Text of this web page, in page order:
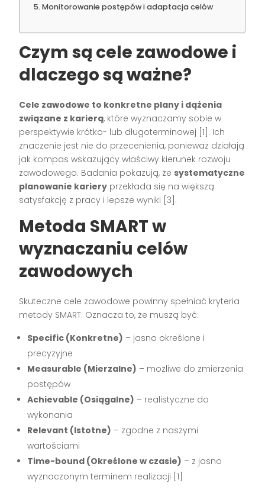
Monitorowanie postępów i adaptacja celów
Czym są cele zawodowe i
dlaczego są ważne?
Cele zawodowe to konkretne plany i dążenia
związane z karierą, które wyznaczamy sobie w
perspektywie krótko- lub długoterminowej [1]. Ich
znaczenie jest nie do przecenienia, ponieważ działają
jak kompas wskazujący właściwy kierunek rozwoju
zawodowego. Badania pokazują, że systematyczne
planowanie kariery przekłada się na większą
satysfakcję z pracy i lepsze wyniki [3].
Metoda SMART w
wyznaczaniu celów
zawodowych
Skuteczne cele zawodowe powinny spełniać kryteria
metody SMART. Oznacza to, że muszą być:
Specific (Konkretne) – jasno określone i
precyzyjne
Measurable (Mierzalne) – możliwe do zmierzenia
postępów
Achievable (Osiągalne) – realistyczne do
wykonania
Relevant (Istotne) – zgodne z naszymi
wartościami
Time-bound (Określone w czasie) – z jasno
wyznaczonym terminem realizacji [1]